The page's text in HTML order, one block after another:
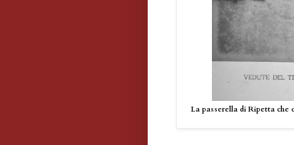
La passerella di Ripetta